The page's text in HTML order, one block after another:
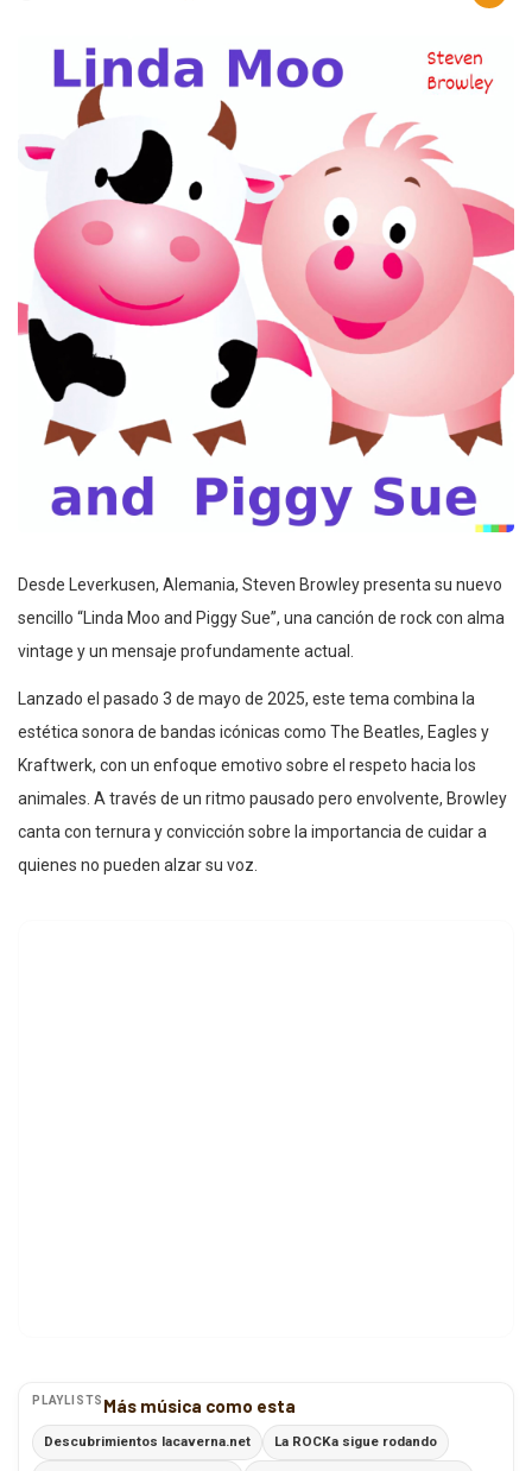
Desde Leverkusen, Alemania, Steven Browley presenta su nuevo
sencillo “Linda Moo and Piggy Sue”, una canción de rock con alma
vintage y un mensaje profundamente actual.
Lanzado el pasado 3 de mayo de 2025, este tema combina la
estética sonora de bandas icónicas como The Beatles, Eagles y
Kraftwerk, con un enfoque emotivo sobre el respeto hacia los
animales. A través de un ritmo pausado pero envolvente, Browley
canta con ternura y convicción sobre la importancia de cuidar a
quienes no pueden alzar su voz.
PLAYLISTS Más música como esta
Descubrimientos lacaverna.net La ROCKa sigue rodando